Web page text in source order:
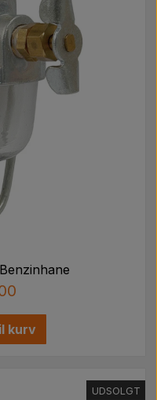
kurv
UDSOLGT